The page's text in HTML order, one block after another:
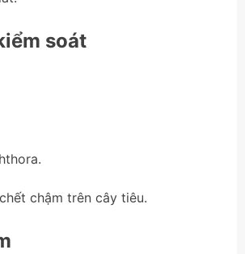
soát
chậm trên cây tiêu.